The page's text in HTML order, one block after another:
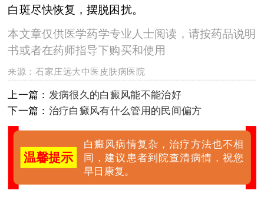
白斑尽快恢复，摆脱困扰。
本文章仅供医学药学专业人士阅读，请按药品说明
书或者在药师指导下购买和使用
来源：石家庄远大中医皮肤病医院
上一篇： 发病很久的白癜风能不能治好
下一篇： 治疗白癜风有什么管用的民间偏方
温馨提示
白癜风病情复杂，治疗方法也不相
同，建议患者到院查清病情，祝您
早日康复。